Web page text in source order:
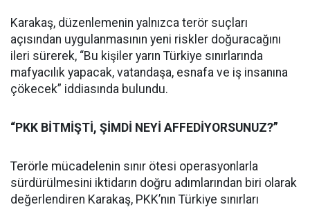
Karakaş, düzenlemenin yalnızca terör suçları
açısından uygulanmasının yeni riskler doğuracağını
ileri sürerek, “Bu kişiler yarın Türkiye sınırlarında
mafyacılık yapacak, vatandaşa, esnafa ve iş insanına
çökecek” iddiasında bulundu.
“PKK BİTMİŞTİ, ŞİMDİ NEYİ AFFEDİYORSUNUZ?”
Terörle mücadelenin sınır ötesi operasyonlarla
sürdürülmesini iktidarın doğru adımlarından biri olarak
değerlendiren Karakaş, PKK’nın Türkiye sınırları